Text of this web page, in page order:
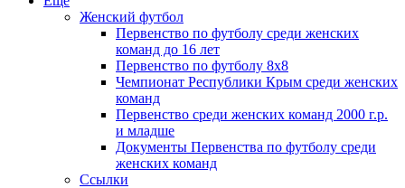
Женский футбол
Первенство по футболу среди женских
команд до 16 лет
Первенство по футболу 8х8
Чемпионат Республики Крым среди женских
команд
Первенство среди женских команд 2000 г.р.
и младше
Документы Первенства по футболу среди
женских команд
Ссылки